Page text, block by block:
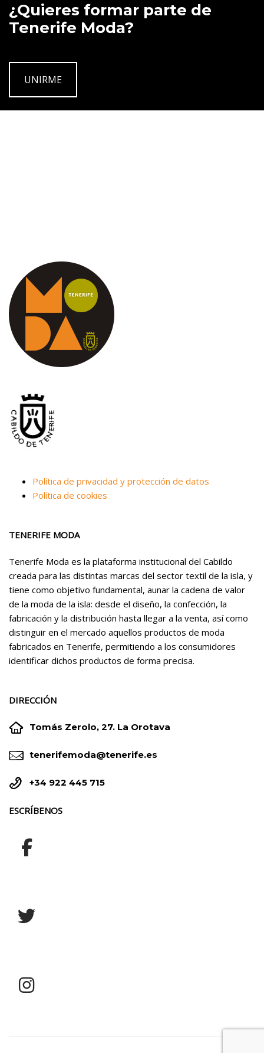
¿Quieres formar parte de
Tenerife Moda?
UNIRME
Política de privacidad y protección de datos
Política de cookies
TENERIFE MODA
Tenerife Moda es la plataforma institucional del Cabildo
creada para las distintas marcas del sector textil de la isla, y
tiene como objetivo fundamental, aunar la cadena de valor
de la moda de la isla: desde el diseño, la confección, la
fabricación y la distribución hasta llegar a la venta, así como
distinguir en el mercado aquellos productos de moda
fabricados en Tenerife, permitiendo a los consumidores
identificar dichos productos de forma precisa.
DIRECCIÓN

 Tomás Zerolo, 27. La Orotava

 tenerifemoda@tenerife.es

 +34 922 445 715
ESCRÍBENOS